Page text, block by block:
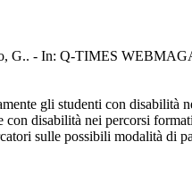
G.. - In: Q-TIMES
gli studenti con disabilità
con disabilità nei percorsi
sulle possibili modalità di